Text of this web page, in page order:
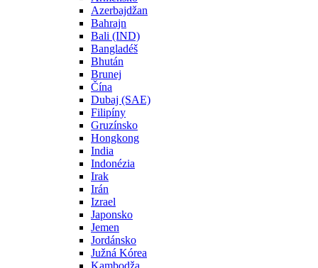
Azerbajdžan
Bahrajn
Bali (IND)
Bangladéš
Bhután
Brunej
Čína
Dubaj (SAE)
Filipíny
Gruzínsko
Hongkong
India
Indonézia
Irak
Irán
Izrael
Japonsko
Jemen
Jordánsko
Južná Kórea
Kambodža